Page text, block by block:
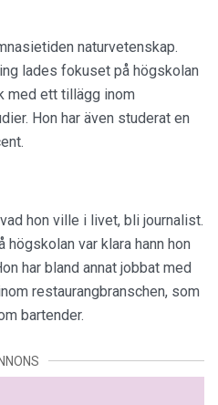
naturvetenskap.
lades fokuset på högskolan
med ett tillägg inom
Hon har även studerat en
hon ville i livet, bli journalist.
högskolan var klara hann hon
har bland annat jobbat med
restaurangbranschen, som
bartender.